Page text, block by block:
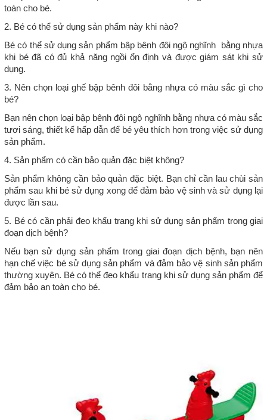
toàn cho bé.
2. Bé có thể sử dụng sản phẩm này khi nào?
Bé có thể sử dụng sản phẩm bập bênh đôi ngộ nghĩnh bằng nhựa
khi bé đã có đủ khả năng ngồi ổn định và được giám sát khi sử
dụng.
3. Nên chọn loại ghế bập bênh đôi bằng nhựa có màu sắc gì cho
bé?
Bạn nên chọn loại bập bênh đôi ngộ nghĩnh bằng nhựa có màu sắc
tươi sáng, thiết kế hấp dẫn để bé yêu thích hơn trong việc sử dụng
sản phẩm.
4. Sản phẩm có cần bảo quản đặc biệt không?
Sản phẩm không cần bảo quản đặc biệt. Bạn chỉ cần lau chùi sản
phẩm sau khi bé sử dụng xong để đảm bảo vệ sinh và sử dụng lại
được lần sau.
5. Bé có cần phải đeo khẩu trang khi sử dụng sản phẩm trong giai
đoạn dịch bệnh?
Nếu bạn sử dụng sản phẩm trong giai đoạn dịch bệnh, bạn nên
hạn chế việc bé sử dụng sản phẩm và đảm bảo vệ sinh sản phẩm
thường xuyên. Bé có thể đeo khẩu trang khi sử dụng sản phẩm để
đảm bảo an toàn cho bé.